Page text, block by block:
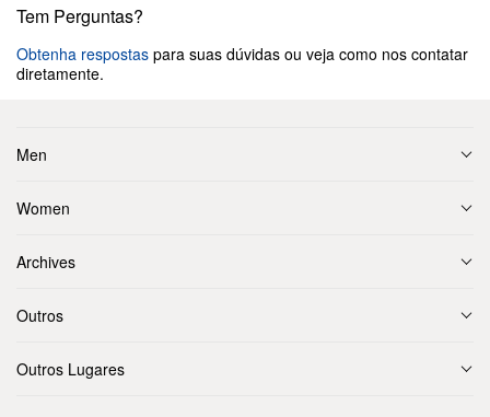
Tem Perguntas?
Obtenha respostas para suas dúvidas ou veja como nos contatar
diretamente.
Men
Women
Archives
Outros
Outros Lugares